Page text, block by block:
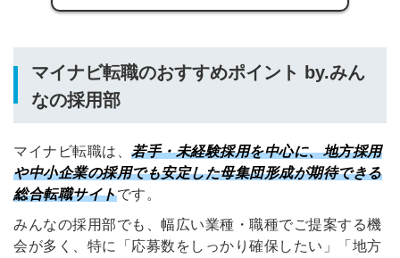
マイナビ転職のおすすめポイント by.みん
なの採用部
マイナビ転職は、 若手・未経験採用を中心に、地方採用
や中小企業の採用でも安定した母集団形成が期待できる
総合転職サイトです。
みんなの採用部でも、幅広い業種・職種でご提案する機
会が多く、特に「応募数をしっかり確保したい」「地方